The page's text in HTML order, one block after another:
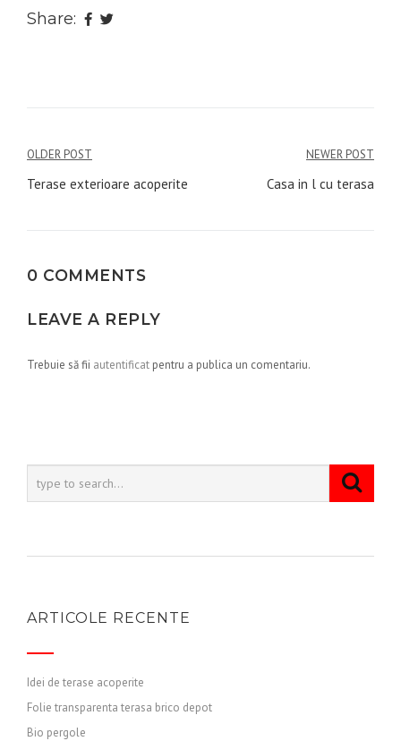
Share:
Navigare
în
OLDER POST
Terase exterioare acoperite
NEWER POST
Casa in l cu terasa
0 COMMENTS
LEAVE A REPLY
Trebuie să fii autentificat pentru a publica un comentariu.
ARTICOLE RECENTE
Idei de terase acoperite
Folie transparenta terasa brico depot
Bio pergole